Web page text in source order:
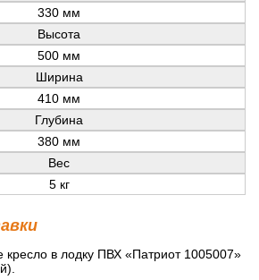
330 мм
Высота
500 мм
Ширина
410 мм
Глубина
380 мм
Вес
5 кг
кресло в лодку ПВХ «Патриот 1005007»